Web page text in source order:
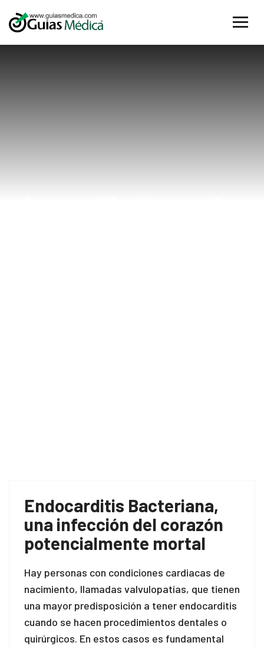
Endocarditis Bacteriana,
una infección del corazón
potencialmente mortal
Hay personas con condiciones cardiacas de
nacimiento, llamadas valvulopatías, que tienen
una mayor predisposición a tener endocarditis
cuando se hacen procedimientos dentales o
quirúrgicos. En estos casos es fundamental